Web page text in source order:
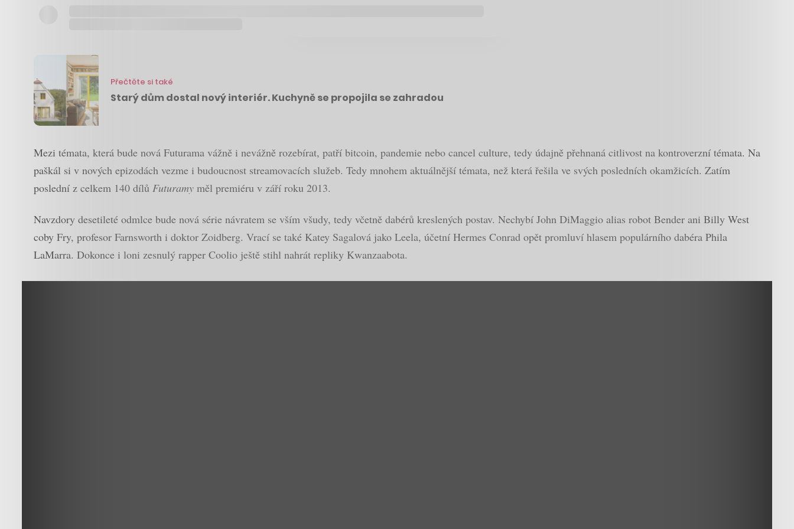
Přečtěte si také
Starý dům dostal nový interiér. Kuchyně se propojila se zahradou
Mezi témata, která bude nová Futurama vážně i nevážně rozebírat, patří bitcoin, pandemie nebo cancel culture, tedy údajně přehnaná citlivost na kontroverzní témata. Na
paškál si v nových epizodách vezme i budoucnost streamovacích služeb. Tedy mnohem aktuálnější témata, než která řešila ve svých posledních okamžicích. Zatím
poslední z celkem 140 dílů Futuramy měl premiéru v září roku 2013.
Navzdory desetileté odmlce bude nová série návratem se vším všudy, tedy včetně dabérů kreslených postav. Nechybí John DiMaggio alias robot Bender ani Billy West
coby Fry, profesor Farnsworth i doktor Zoidberg. Vrací se také Katey Sagalová jako Leela, účetní Hermes Conrad opět promluví hlasem populárního dabéra Phila
LaMarra. Dokonce i loni zesnulý rapper Coolio ještě stihl nahrát repliky Kwanzaabota.